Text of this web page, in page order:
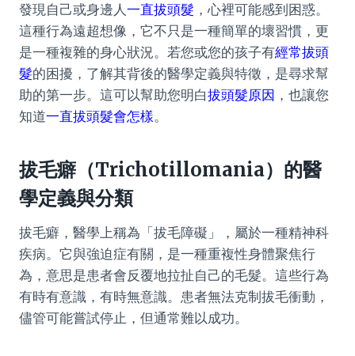
發現自己或身邊人一直拔頭髮 ，心裡可能感到困惑。
這種行為遠超想像，它不只是一種簡單的壞習慣，更
是一種複雜的身心狀況。若您或您的孩子有經常拔頭
髮的困擾，了解其背後的醫學定義與特徵，是尋求幫
助的第一步。這可以幫助您明白拔頭髮原因 ，也讓您
知道一直拔頭髮會怎樣。
拔毛癖（Trichotillomania）的醫
學定義與分類
拔毛癖，醫學上稱為「拔毛障礙」，屬於一種精神科
疾病。它與強迫症有關，是一種重複性身體聚焦行
為，意思是患者會反覆地拉扯自己的毛髮。這些行為
有時有意識，有時無意識。患者無法克制拔毛衝動，
儘管可能嘗試停止，但通常難以成功。